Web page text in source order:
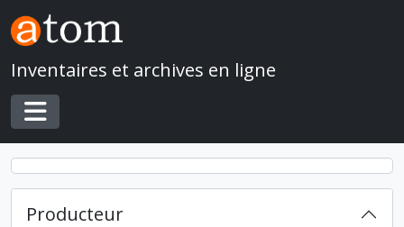
Skip to main content
Inventaires et archives en ligne
Toggle navigation
Producteur